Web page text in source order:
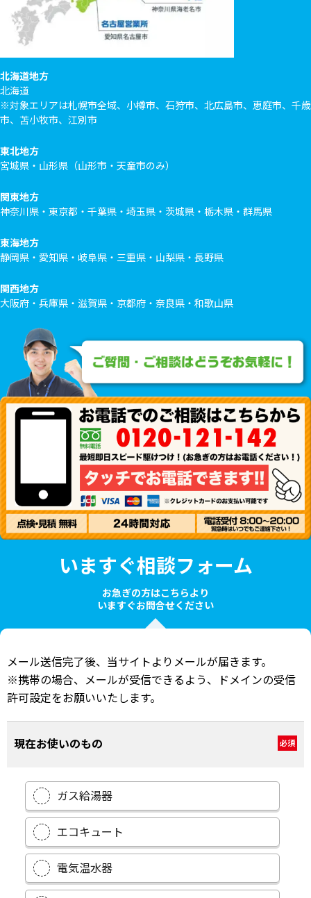
北海道地方
北海道
※対象エリアは札幌市全域、小樽市、石狩市、北広島市、恵庭市、千歳
市、苫小牧市、江別市
東北地方
宮城県・山形県（山形市・天童市のみ）
関東地方
神奈川県・東京都・千葉県・埼玉県・茨城県・栃木県・群馬県
東海地方
静岡県・愛知県・岐阜県・三重県・山梨県・長野県
関西地方
大阪府・兵庫県・滋賀県・京都府・奈良県・和歌山県
いますぐ相談フォーム
お急ぎの方はこちらより
いますぐお問合せください
メール送信完了後、当サイトよりメールが届きます。
※携帯の場合、メールが受信できるよう、ドメインの受信
許可設定をお願いいたします。
現在お使いのもの 必須
ガス給湯器
エコキュート
電気温水器